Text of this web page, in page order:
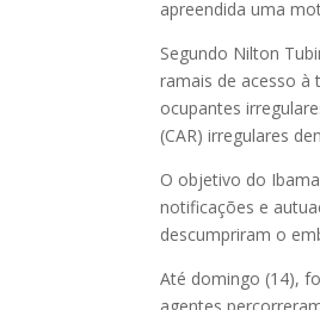
apreendida uma
Segundo Nilton
ramais de acesso à
ocupantes
(CAR) irregulares
O objetivo do
notificações e
descumpriram o
Até domingo (14),